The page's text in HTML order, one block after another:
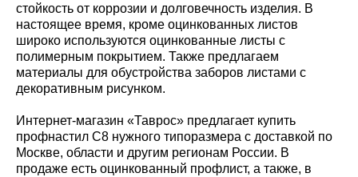
стойкость от коррозии и долговечность изделия. В
настоящее время, кроме оцинкованных листов
широко используются оцинкованные листы с
полимерным покрытием. Также предлагаем
материалы для обустройства заборов листами с
декоративным рисунком.
Интернет-магазин «Таврос» предлагает купить
профнастил С8 нужного типоразмера с доставкой по
Москве, области и другим регионам России. В
продаже есть оцинкованный профлист, а также, в